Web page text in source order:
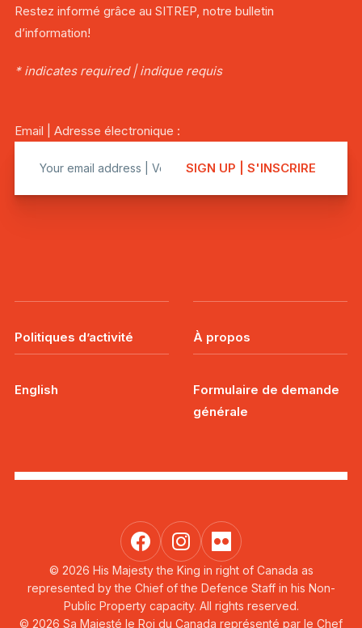
Restez informé grâce au SITREP, notre bulletin
d’information!
* indicates required | indique requis
Email | Adresse électronique :
Politiques d’activité À propos
English
Formulaire de demande
générale
© 2026 His Majesty the King in right of Canada as
represented by the Chief of the Defence Staff in his Non-
Public Property capacity. All rights reserved.
© 2026 Sa Majesté le Roi du Canada représenté par le Chef